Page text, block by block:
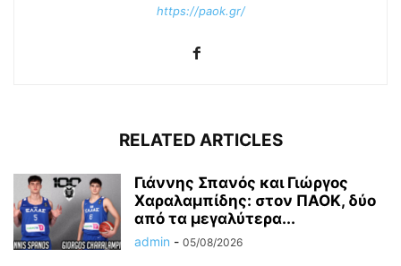
https://paok.gr/
RELATED ARTICLES
Γιάννης Σπανός και Γιώργος
Χαραλαμπίδης: στον ΠΑΟΚ, δύο
από τα μεγαλύτερα...
admin - 05/08/2026